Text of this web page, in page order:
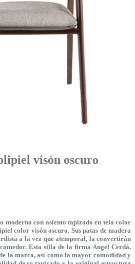
visón oscuro
moderno con asiento tapizado en tela color
color visón oscuro. Sus patas de madera
a la vez que atemporal, la convertirán
Esta silla de la firma Angel Cerdá,
la marca, así como la mayor comodidad y